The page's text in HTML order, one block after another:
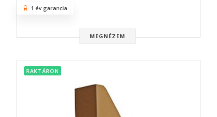
MEGNÉZEM
1 év garancia
RAKTÁRON